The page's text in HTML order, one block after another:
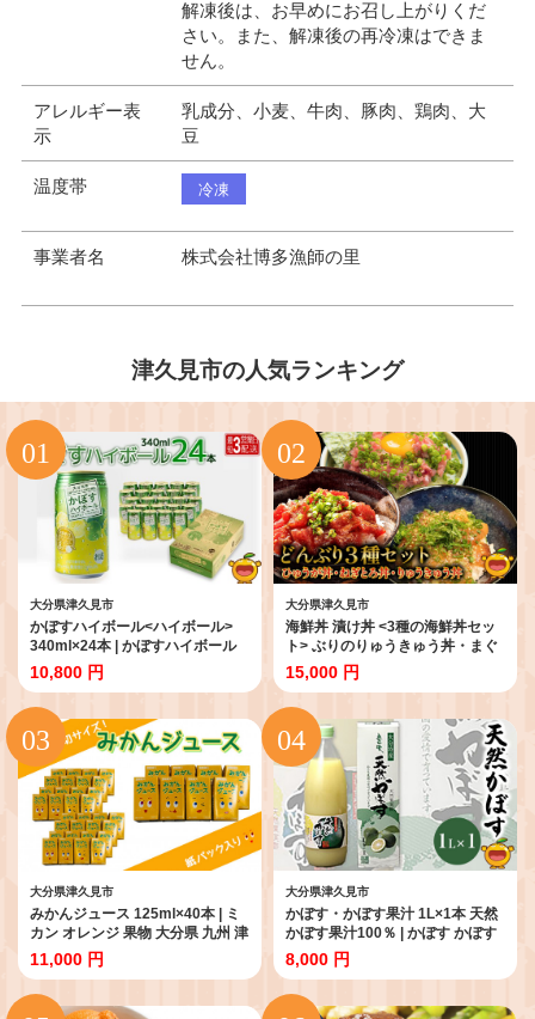
解凍後は、お早めにお召し上がりくだ
さい。また、解凍後の再冷凍はできま
せん。
アレルギー表
示
乳成分、小麦、牛肉、豚肉、鶏肉、大
豆
温度帯 冷凍
事業者名 株式会社博多漁師の里
津久見市の人気ランキング
大分県津久見市
かぼすハイボール<ハイボール>
340ml×24本 | かぼすハイボール
カボスハイボール かぼすハイボー
ル ハイボール かぼすハイボール
缶 ハイボールケース はいぼーる
かぼすハイぼーる カボスサワー
かぼすサワー カボス かぼす カボ
ス果汁 かぼす割り かぼす味 かぼ
す果肉 かぼすブランド カボス宅
配 大分県 津久見市
10,800 円
大分県津久見市
海鮮丼 漬け丼 <3種の海鮮丼セッ
ト> ぶりのりゅうきゅう丼・まぐ
ろの漬け丼 (ひゅうが丼)・まぐろ
のたたき (ねぎとろ) セット | 海鮮
丼 漬け丼 漬丼 海鮮 かいせんどん
丼 食べ比べ 本まぐろ マグロ おす
すめ 大人気丼 鮪 マグロ 大分県 九
州 津久見市 熨斗対応
15,000 円
大分県津久見市
みかんジュース 125ml×40本 | ミ
カン オレンジ 果物 大分県 九州 津
久見市 国産
11,000 円
大分県津久見市
かぼす・かぼす果汁 1L×1本 天然
かぼす果汁100％ | かぼす かぼす
果汁100 かぼすポン かぼすぽん酢
かぼす調味料 かぼすストレート
カボス酢 果汁 大分県産 九州産 津
久見市 熨斗対応可
8,000 円